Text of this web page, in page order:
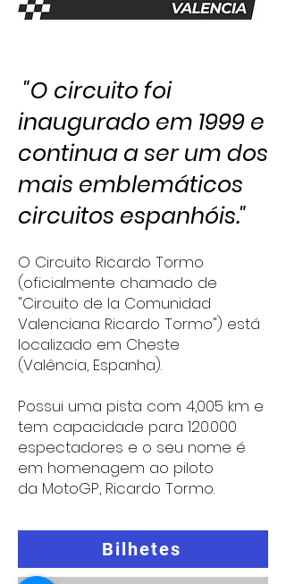
"O circuito foi
inaugurado em 1999 e
continua a ser um dos
mais emblemáticos
circuitos espanhóis."
O Circuito Ricardo Tormo
(oficialmente chamado de
"Circuito de la Comunidad
Valenciana Ricardo Tormo") está
localizado em Cheste
(Valência, Espanha).
Possui uma pista com 4,005 km e
tem capacidade para 120.000
espectadores e o seu nome é
em homenagem ao piloto
da MotoGP, Ricardo Tormo.
Bilhetes